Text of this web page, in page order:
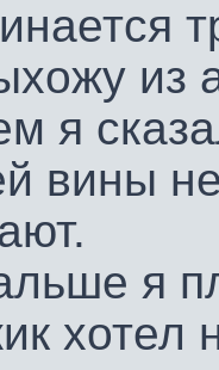
из
я
вины
я
хотел